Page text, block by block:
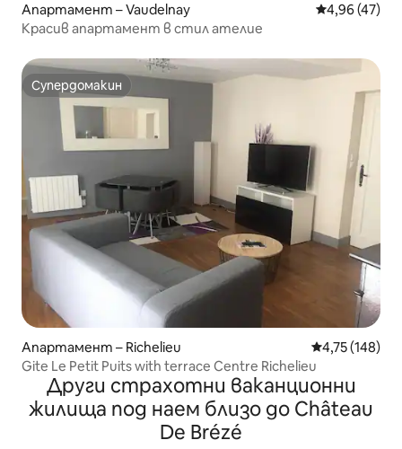
Апартамент – Vaudelnay Средна
4,96 (47)
Красив апартамент в стил ателие
Супердомакин
Супердомакин
Апартамент – Richelieu Средна
4,75 (148)
Gite Le Petit Puits with terrace Centre Richelieu
Други страхотни ваканционни
жилища под наем близо до Château
De Brézé